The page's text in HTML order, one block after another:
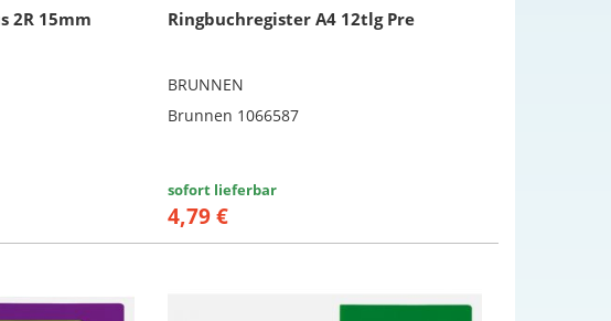
2R 15mm Ringbuchregister A4 12tlg Pre
BRUNNEN
Brunnen 1066587
sofort lieferbar
4,79 €